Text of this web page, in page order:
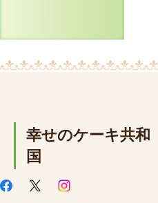
幸せのケーキ共和
国